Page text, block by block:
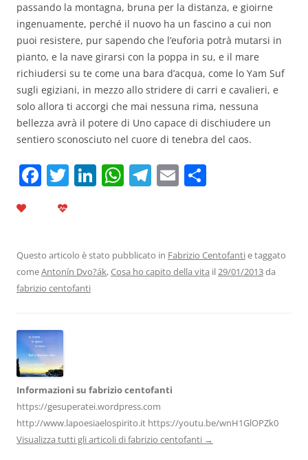
passando la montagna, bruna per la distanza, e gioirne
ingenuamente, perché il nuovo ha un fascino a cui non
puoi resistere, pur sapendo che l’euforia potrà mutarsi in
pianto, e la nave girarsi con la poppa in su, e il mare
richiudersi su te come una bara d’acqua, come lo Yam Suf
sugli egiziani, in mezzo allo stridere di carri e cavalieri, e
solo allora ti accorgi che mai nessuna rima, nessuna
bellezza avrà il potere di Uno capace di dischiudere un
sentiero sconosciuto nel cuore di tenebra del caos.
F
b
o
k
T Li
dI
n
W
A
p
T
a
m
E
vi
di
Questo articolo è stato pubblicato in Fabrizio Centofantie taggato
comeAntonín Dvo?ák,Cosa ho capito della vita il29/01/2013da
fabrizio centofanti
Informazioni su fabrizio centofanti
https://gesuperatei.wordpress.com
http://www.lapoesiaelospirito.it https://youtu.be/wnH1GlOPZk0
Visualizza tutti gli articoli di fabrizio centofanti →